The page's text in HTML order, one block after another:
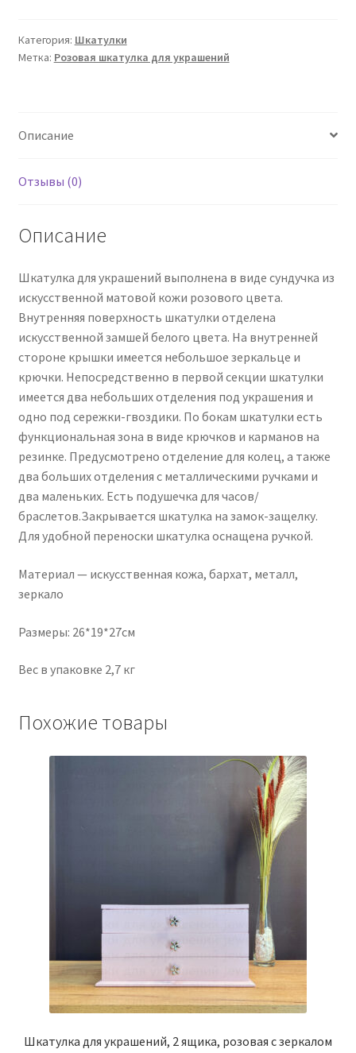
Категория: Шкатулки
Метка: Розовая шкатулка для украшений
Описание
Отзывы (0)
Описание
Шкатулка для украшений выполнена в виде сундучка из
искусственной матовой кожи розового цвета.
Внутренняя поверхность шкатулки отделена
искусственной замшей белого цвета. На внутренней
стороне крышки имеется небольшое зеркальце и
крючки. Непосредственно в первой секции шкатулки
имеется два небольших отделения под украшения и
одно под сережки-гвоздики. По бокам шкатулки есть
функциональная зона в виде крючков и карманов на
резинке. Предусмотрено отделение для колец, а также
два больших отделения с металлическими ручками и
два маленьких. Есть подушечка для часов/
браслетов.Закрывается шкатулка на замок-защелку.
Для удобной переноски шкатулка оснащена ручкой.
Материал — искусственная кожа, бархат, металл,
зеркало
Размеры: 26*19*27см
Вес в упаковке 2,7 кг
Похожие товары
Шкатулка для украшений, 2 ящика, розовая с зеркалом